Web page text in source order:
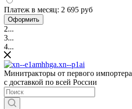
Платеж в месяц: 2 695 руб
Оформить
2...
3...
4...
Минитракторы от первого импортера
с доставкой по всей России